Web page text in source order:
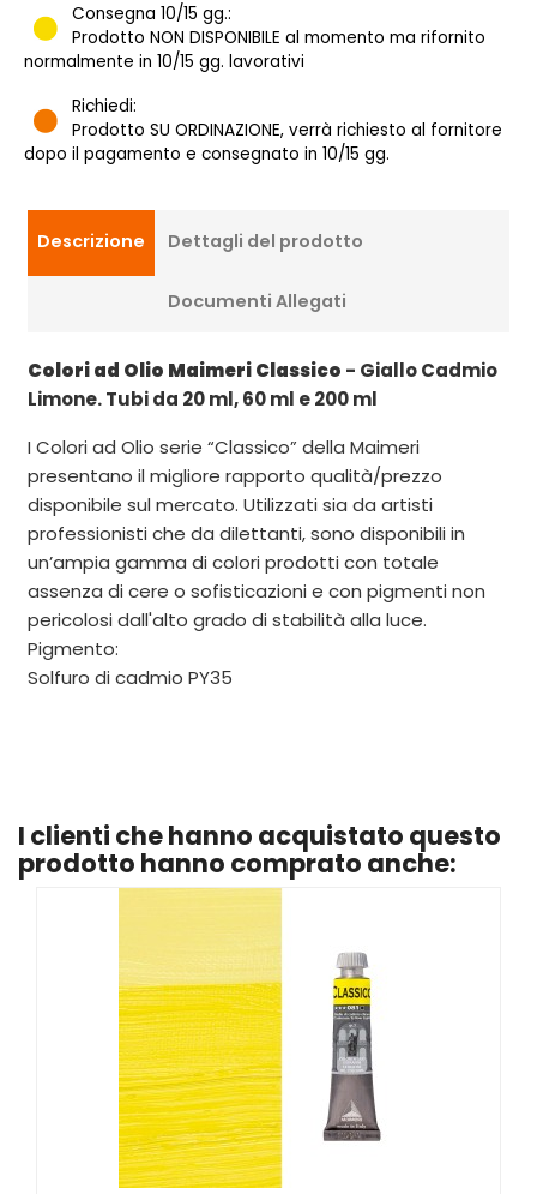
Consegna 10/15 gg.:
Prodotto NON DISPONIBILE al momento ma rifornito
normalmente in 10/15 gg. lavorativi
Richiedi:
Prodotto SU ORDINAZIONE, verrà richiesto al fornitore
dopo il pagamento e consegnato in 10/15 gg.
Descrizione Dettagli del prodotto
Documenti Allegati
Colori ad Olio Maimeri Classico - Giallo Cadmio
Limone. Tubi da 20 ml, 60 ml e 200 ml
I Colori ad Olio serie “Classico” della Maimeri
presentano il migliore rapporto qualità/prezzo
disponibile sul mercato. Utilizzati sia da artisti
professionisti che da dilettanti, sono disponibili in
un’ampia gamma di colori prodotti con totale
assenza di cere o sofisticazioni e con pigmenti non
pericolosi dall'alto grado di stabilità alla luce.
Pigmento:
Solfuro di cadmio PY35
I clienti che hanno acquistato questo
prodotto hanno comprato anche: